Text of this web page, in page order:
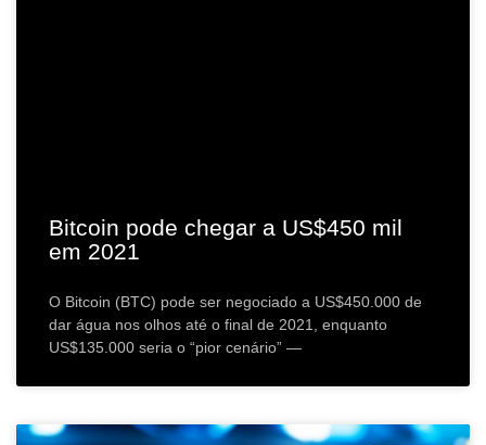
Bitcoin pode chegar a US$450 mil
em 2021
O Bitcoin (BTC) pode ser negociado a US$450.000 de
dar água nos olhos até o final de 2021, enquanto
US$135.000 seria o “pior cenário” —